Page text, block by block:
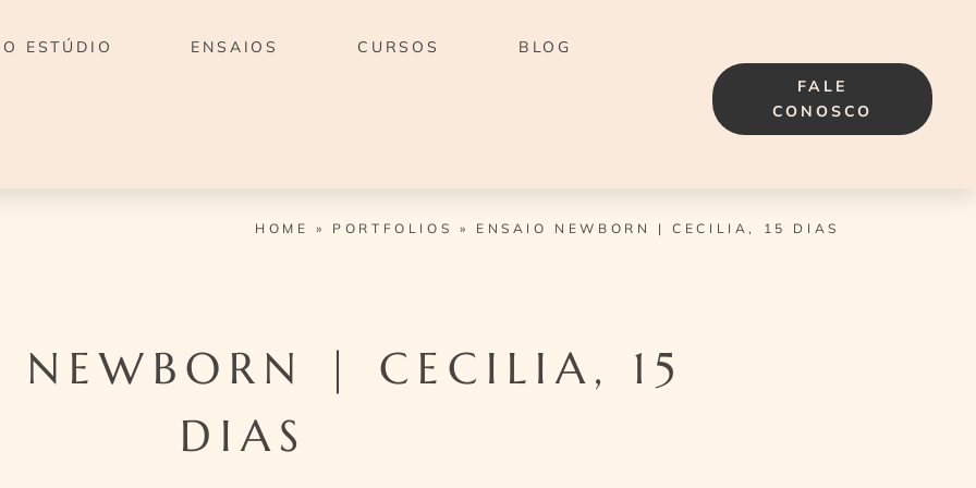
O ESTÚDIO ENSAIOS CURSOS BLOG
FALE
CONOSCO
HOME » PORTFOLIOS » ENSAIO NEWBORN | CECILIA, 15 DIAS
NEWBORN | CECILIA, 15
DIAS